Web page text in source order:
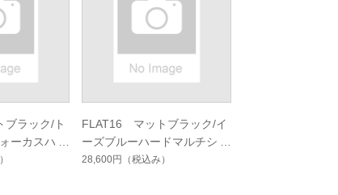
ラック/ト
ーカスハー
コート
FLAT16 マットブラック/イ
ーズブルーハードマルチシン
グルコート
28,600円 （税込み）